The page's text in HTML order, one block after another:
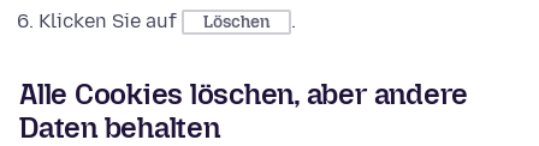
Klicken Sie auf
Löschen .
Alle Cookies löschen, aber andere
Daten behalten